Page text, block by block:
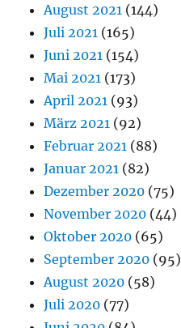
August 2021 (144)
Juli 2021 (165)
Juni 2021 (154)
Mai 2021 (173)
April 2021 (93)
März 2021 (92)
Februar 2021 (88)
Januar 2021 (82)
Dezember 2020 (75)
November 2020 (44)
Oktober 2020 (65)
September 2020 (95)
August 2020 (58)
Juli 2020 (77)